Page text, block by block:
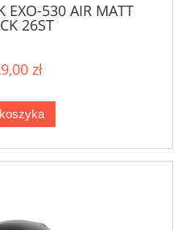
EXO-530 AIR MATT
26ST
zł